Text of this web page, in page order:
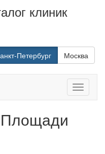
клиник
Петербург Москва
Toggle